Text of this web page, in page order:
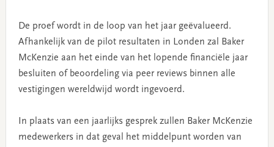
De proef wordt in de loop van het jaar geëvalueerd.
Afhankelijk van de pilot resultaten in Londen zal Baker
McKenzie aan het einde van het lopende financiële jaar
besluiten of beoordeling via peer reviews binnen alle
vestigingen wereldwijd wordt ingevoerd.
In plaats van een jaarlijks gesprek zullen Baker McKenzie
medewerkers in dat geval het middelpunt worden van